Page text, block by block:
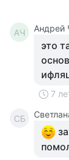
АЧ Андрей
это
7
СБ